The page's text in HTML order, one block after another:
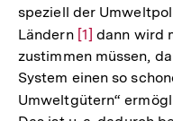
speziell der
Ländern Zur
Auflösung
der
Fußnote
[1] dann wird
zustimmen müssen,
System einen so
Umweltgütern“